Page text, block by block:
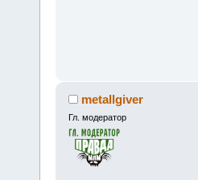
metallgiver
Гл. модератор